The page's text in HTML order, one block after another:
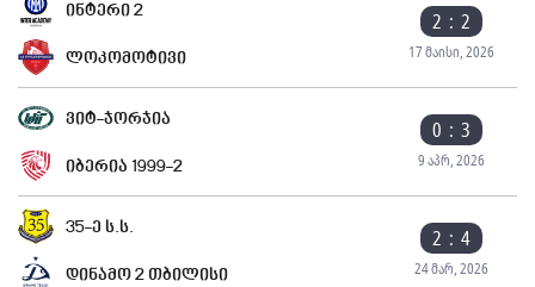
ინტერი 2 2 : 2
17 მაისი, 2026
ლოკომოტივი
ვიტ-ჯორჯია 0 : 3
9 აპრ, 2026
იბერია 1999-2
35-ე ს.ს. 2 : 4
24 მარ, 2026
დინამო 2 თბილისი